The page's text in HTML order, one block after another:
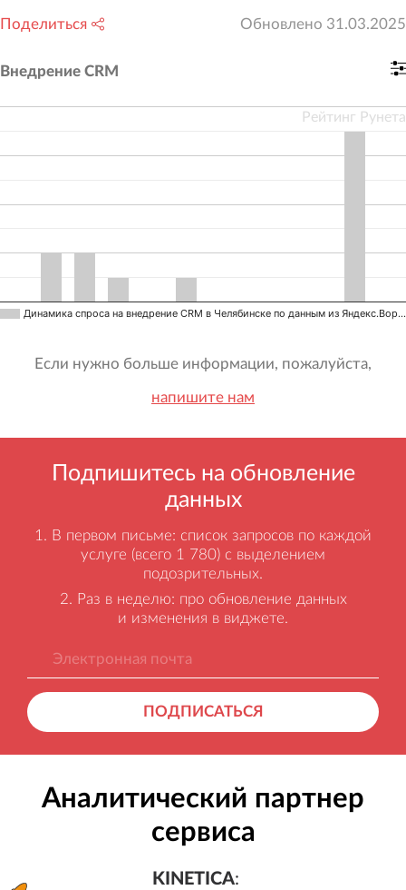
Поделиться Обновлено 31.03.2025
Внедрение CRM
Динамика спроса на внедрение CRM в Челябинске по данным из Яндекс.Вор…
Рейтинг Рунета
Если нужно больше информации, пожалуйста,
напишите нам
Подпишитесь на обновление
данных
В первом письме: список запросов по каждой
услуге (всего 1 780) с выделением
подозрительных.
Раз в неделю: про обновление данных
и изменения в виджете.
ПОДПИСАТЬСЯ
Аналитический партнер
сервиса
KINETICA:
Генерация лидов, бесплатный